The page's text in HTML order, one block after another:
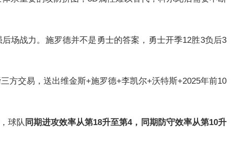
场战力。施罗德并不是勇士的答案，勇士开季12胜3负后3
方交易，送出维金斯+施罗德+李凯尔+沃特斯+2025年前10
球队 同期进攻效率从第18升至第4，同期防守效率从第10升